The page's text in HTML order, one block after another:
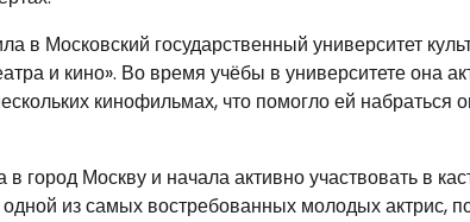
Московский государственный университет
и кино». Во время учёбы в университете она
кинофильмах, что помогло ей набраться
город Москву и начала активно участвовать в
из самых востребованных молодых актрис,